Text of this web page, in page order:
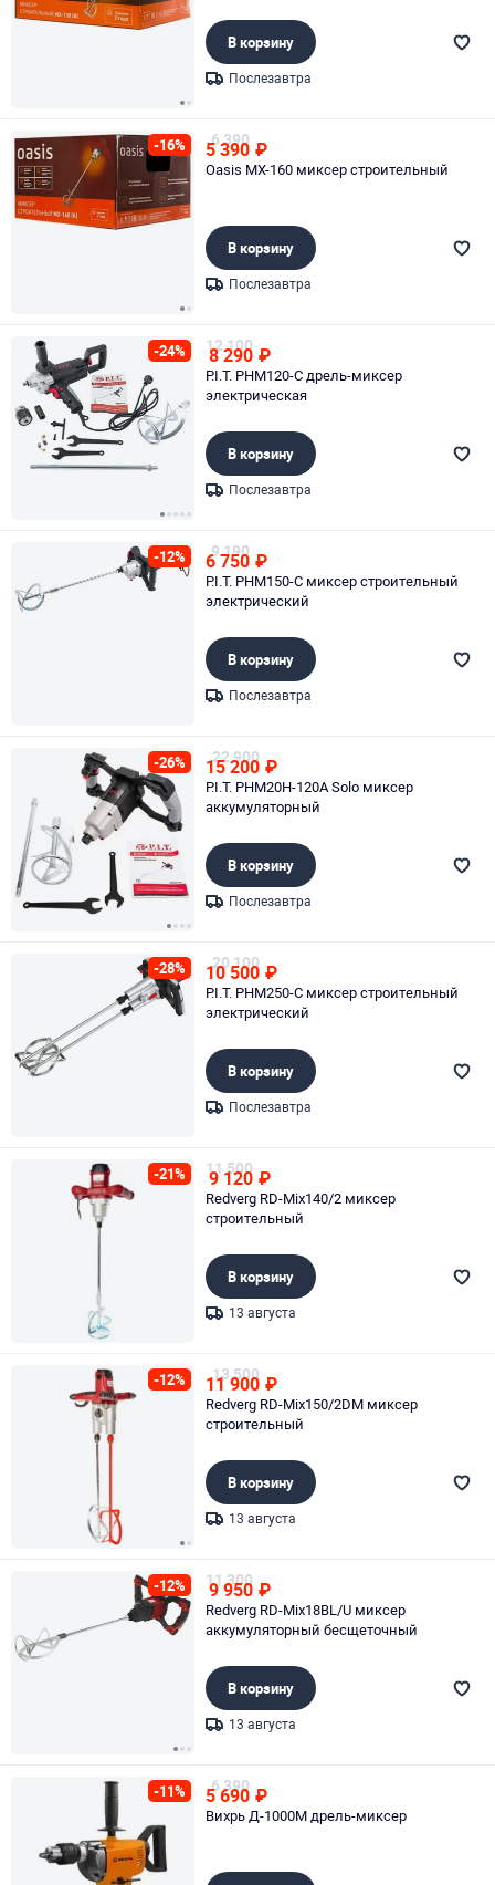
В корзину
Послезавтра
-16% 6 390
5 390 ₽
Oasis MX-160 миксер строительный
В корзину
Послезавтра
-24% 12 100
8 290 ₽
P.I.T. PHM120-C дрель-миксер
электрическая
В корзину
Послезавтра
-12% 9 190
6 750 ₽
P.I.T. PHM150-С миксер строительный
электрический
В корзину
Послезавтра
-26% 22 900
15 200 ₽
P.I.T. PHM20H-120A Solo миксер
аккумуляторный
В корзину
Послезавтра
-28% 20 100
10 500 ₽
P.I.T. PHM250-С миксер строительный
электрический
В корзину
Послезавтра
-21% 11 500
9 120 ₽
Redverg RD-Mix140/2 миксер
строительный
В корзину
13 августа
-12% 13 500
11 900 ₽
Redverg RD-Mix150/2DM миксер
строительный
В корзину
13 августа
-12% 11 300
9 950 ₽
Redverg RD-Mix18BL/U миксер
аккумуляторный бесщеточный
В корзину
13 августа
-11% 6 390
5 690 ₽
Вихрь Д-1000М дрель-миксер